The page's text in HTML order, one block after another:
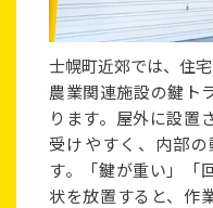
士幌町近郊では、住
農業関連施設の鍵ト
ります。屋外に設置
受けやすく、内部
す。「鍵が重い」「
状を放置すると、作